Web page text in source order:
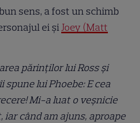
sens, a fost un schimb
ei șiJoey (Matt
părinților lui Ross și
spune lui Phoebe: E cea
Mi-a luat o veșnicie
iar când am ajuns, aproape